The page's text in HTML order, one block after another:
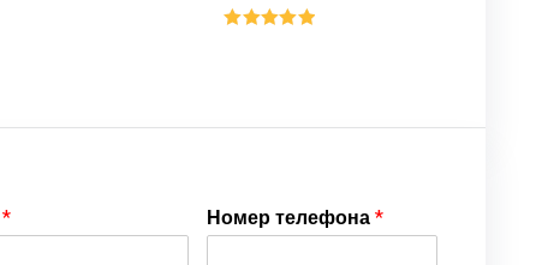
* Номер телефона*